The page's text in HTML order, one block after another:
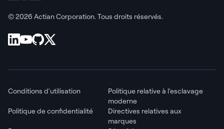
© 2026 Actian Corporation. Tous droits réservés.
Conditions d'utilisation
Politique relative à l'esclavage
moderne
Politique de confidentialité
Directives relatives aux
marques